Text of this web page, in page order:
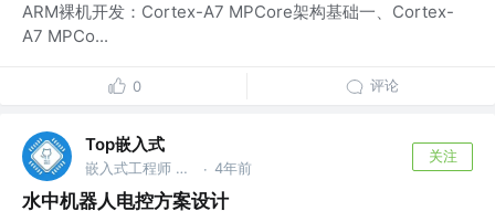
ARM裸机开发：Cortex-A7 MPCore架构基础一、Cortex-
A7 MPCo...
0 评论
Top嵌入式
嵌入式工程师 @华为 · 4年前
关注
水中机器人电控方案设计